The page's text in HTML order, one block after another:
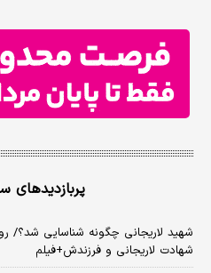
پربازدیدهای
شهید لاریجانی چگونه شناسایی شد؟/
شهادت لاریجانی و فرزندش+فیلم